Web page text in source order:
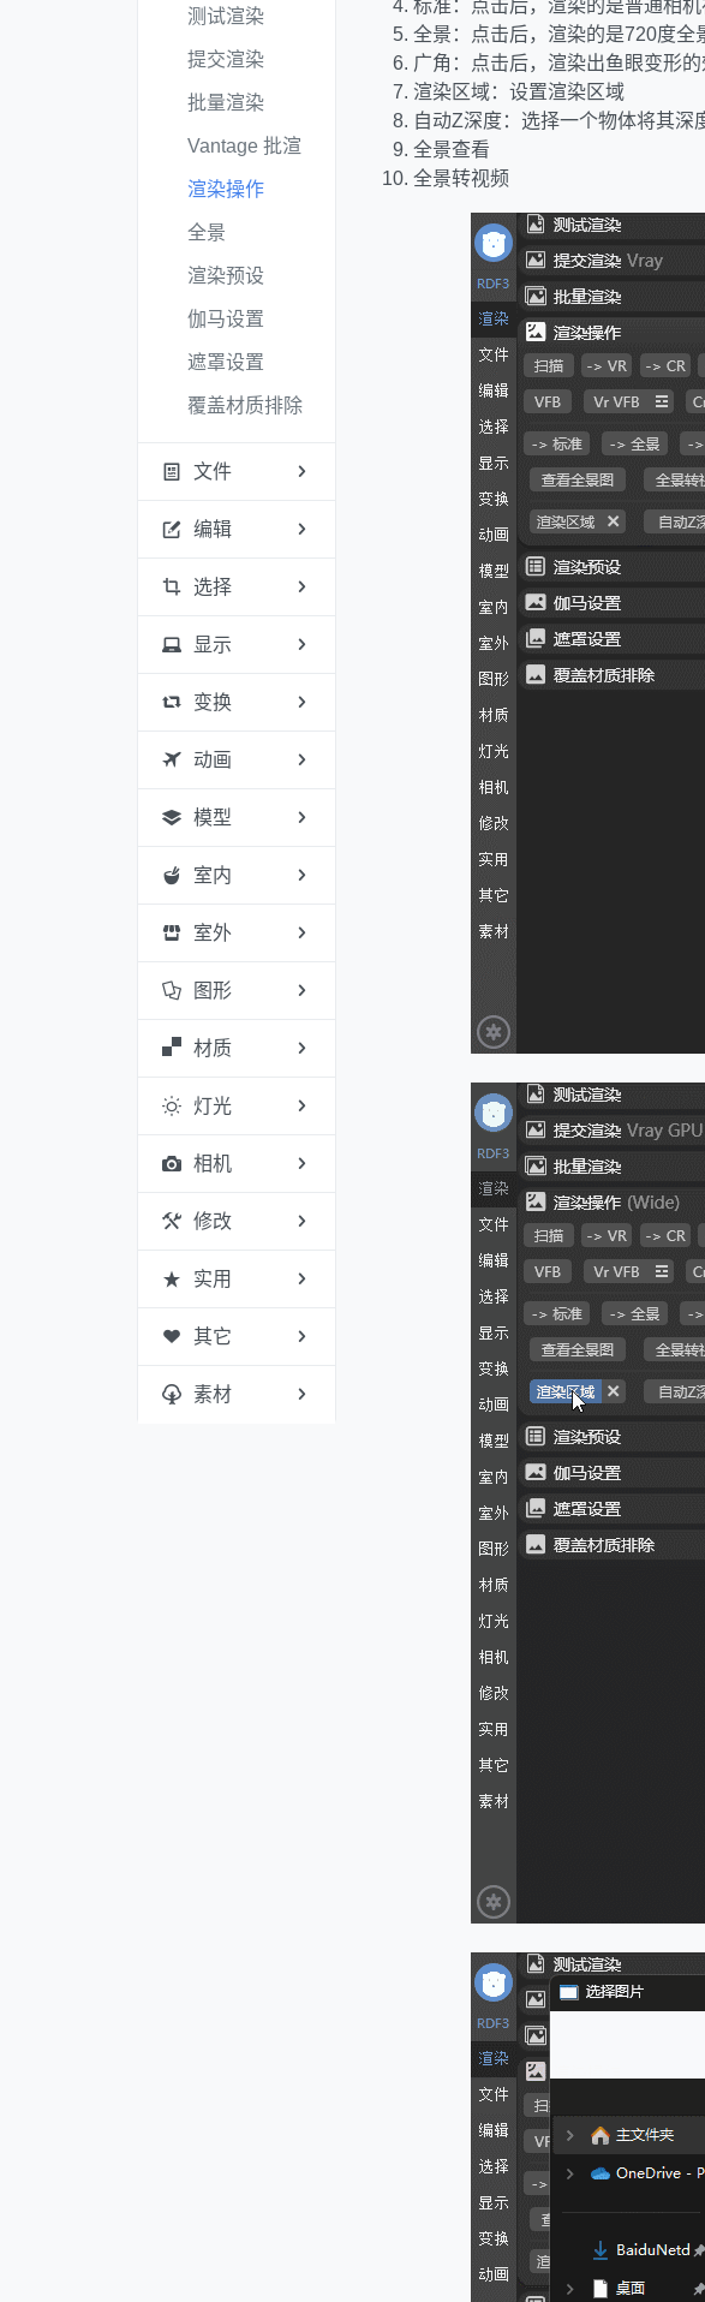
标准：点击后，渲染的是普通相机
全景：点击后，渲染的是720度全
广角：点击后，渲染出鱼眼变形的
渲染区域：设置渲染区域
自动Z深度：选择一个物体将其深
全景查看
全景转视频
测试渲染
提交渲染
批量渲染
Vantage 批渲
渲染操作
全景
渲染预设
伽马设置
遮罩设置
覆盖材质排除
文件
编辑
选择
显示
变换
动画
模型
室内
室外
图形
材质
灯光
相机
修改
实用
其它
素材